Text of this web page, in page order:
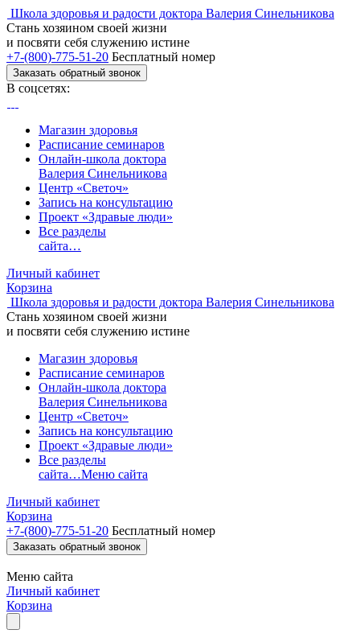
Школа здоровья и радости доктора Валерия Синельникова
Стань хозяином своей жизни
и посвяти себя служению истине
+7-(800)-775-51-20 Бесплатный номер
Заказать обратный звонок
В соцсетях:
Магазин здоровья
Расписание семинаров
Онлайн-школа доктора
Валерия Синельникова
Центр «Светоч»
Запись на консультацию
Проект «Здравые люди»
Все разделы
сайта…
Личный кабинет
Корзина
Школа здоровья и радости доктора Валерия Синельникова
Стань хозяином своей жизни
и посвяти себя служению истине
Магазин здоровья
Расписание семинаров
Онлайн-школа доктора
Валерия Синельникова
Центр «Светоч»
Запись на консультацию
Проект «Здравые люди»
Все разделы
сайта…Меню сайта
Личный кабинет
Корзина
+7-(800)-775-51-20 Бесплатный номер
Заказать обратный звонок
Меню сайта
Личный кабинет
Корзина